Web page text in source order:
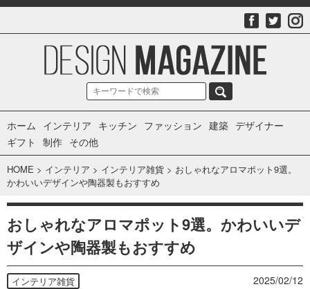
ホーム インテリア キッチン ファッション 建築 デザイナー
ギフト
制作 その他
HOME > インテリア > インテリア雑貨 > おしゃれなアロマポット9選。
かわいいデザインや陶器製もおすすめ
おしゃれなアロマポット9選。かわいいデ
ザインや陶器製もおすすめ
インテリア雑貨 2025/02/12